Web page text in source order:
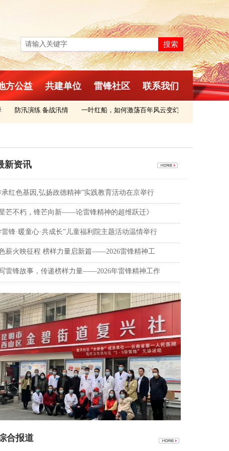
方公益 共建单位 雷锋社区 联系我们
搜索
防汛演练 备战汛情 一叶红船，如何激荡百年风云变幻
新资讯
承红色基因,弘扬政德精神”实践教育活动在京举行
星芒不朽，锋芒向新——论雷锋精神的超维跃迁》
雷锋·暖童心·共成长”儿童福利院主题活动温情举行
薪火映征程 榜样力量启新篇——2026雷锋精神工
雷锋故事，传递榜样力量——2026年雷锋精神工作
合报道